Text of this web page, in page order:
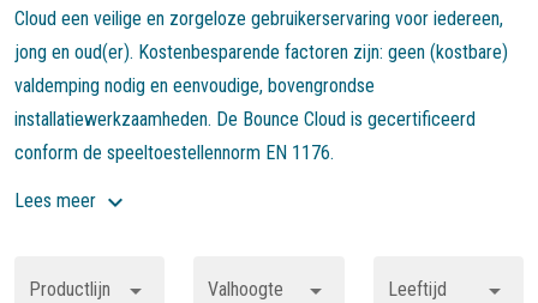
Cloud een veilige en zorgeloze gebruikerservaring voor iedereen,
jong en oud(er). Kostenbesparende factoren zijn: geen (kostbare)
valdemping nodig en eenvoudige, bovengrondse
installatiewerkzaamheden. De Bounce Cloud is gecertificeerd
conform de speeltoestellennorm EN 1176.
Lees meer
Productlijn Valhoogte Leeftijd